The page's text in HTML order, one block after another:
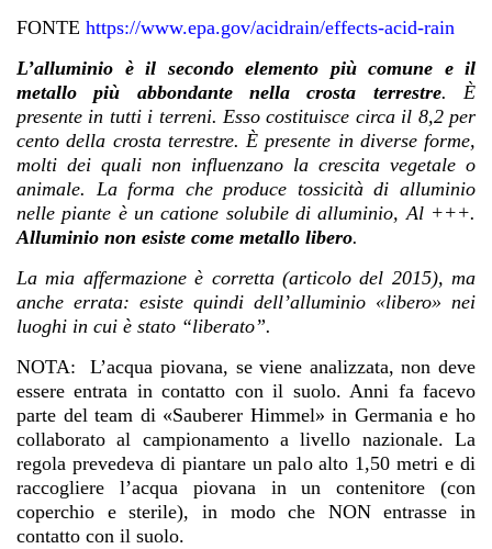
FONTE https://www.epa.gov/acidrain/effects-acid-rain
L’alluminio è il secondo elemento più comune e il
metallo più abbondante nella crosta terrestre. È
presente in tutti i terreni. Esso costituisce circa il 8,2 per
cento della crosta terrestre. È presente in diverse forme,
molti dei quali non influenzano la crescita vegetale o
animale. La forma che produce tossicità di alluminio
nelle piante è un catione solubile di alluminio, Al +++.
Alluminio non esiste come metallo libero.
La mia affermazione è corretta (articolo del 2015), ma
anche errata: esiste quindi dell’alluminio «libero» nei
luoghi in cui è stato “liberato”.
NOTA: L’acqua piovana, se viene analizzata, non deve
essere entrata in contatto con il suolo. Anni fa facevo
parte del team di «Sauberer Himmel» in Germania e ho
collaborato al campionamento a livello nazionale. La
regola prevedeva di piantare un palo alto 1,50 metri e di
raccogliere l’acqua piovana in un contenitore (con
coperchio e sterile), in modo che NON entrasse in
contatto con il suolo.